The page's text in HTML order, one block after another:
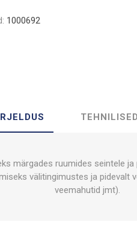
1000692
märgades ruumides seintele
välitingimustes ja pidevalt
veemahutid jmt).